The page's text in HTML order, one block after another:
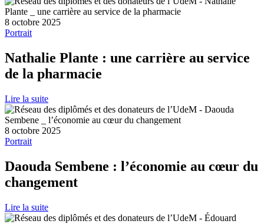
8 octobre 2025
Portrait
Nathalie Plante : une carrière au service
de la pharmacie
Lire la suite
8 octobre 2025
Portrait
Daouda Sembene : l’économie au cœur du
changement
Lire la suite